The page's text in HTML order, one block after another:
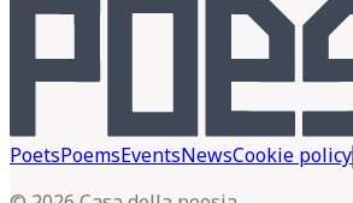
PoetsPoemsEventsNewsCookie policy